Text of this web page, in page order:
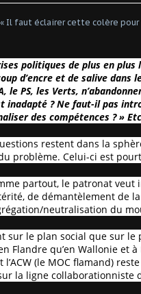
politiques de plus en
d’encre et de salive dans
le PS, les Verts,
inadapté ? Ne faut-il pas
des compétences ? »
restent dans la
problème. Celui-ci est
partout, le patronat
de démantèlement de
neutralisation du
sur le plan social que sur
Flandre qu’en Wallonie et
l’ACW (le MOC flamand)
la ligne collaborationniste